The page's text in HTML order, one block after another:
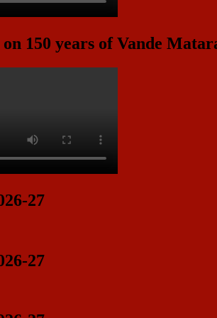
150 years of Vande
27
27